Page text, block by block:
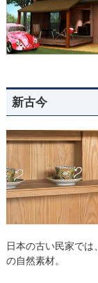
新古今
日本の古い民家で
の自然素材。